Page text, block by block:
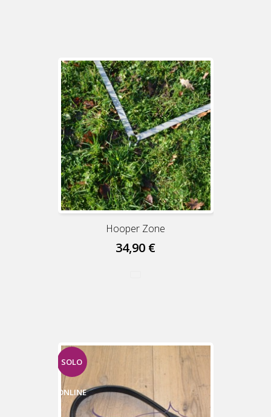
Hooper Zone
34,90 €
SOLO
ONLINE